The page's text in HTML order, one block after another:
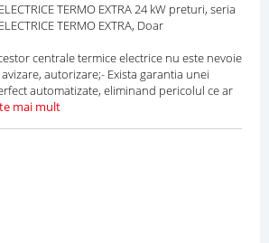
TERMO EXTRA 24 kW preturi, seria
TERMO EXTRA, Doar
centrale termice electrice nu este nevoie
autorizare;- Exista garantia unei
automatizate, eliminand pericolul ce ar
mai mult